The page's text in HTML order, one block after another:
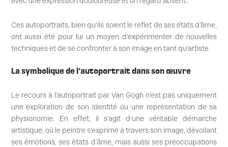
Ces autoportraits, bien qu’ils soient le reflet de ses états d’âme,
ont aussi été pour lui un moyen d’expérimenter de nouvelles
techniques et de se confronter à son image en tant qu’artiste.
La symbolique de l’autoportrait dans son œuvre
Le recours à l’autoportrait par Van Gogh n’est pas uniquement
une exploration de son identité ou une représentation de sa
physionomie. En effet, il s’agit d’une véritable démarche
artistique, où le peintre s’exprime à travers son image, dévoilant
ses émotions, ses états d’âme, mais aussi ses préoccupations